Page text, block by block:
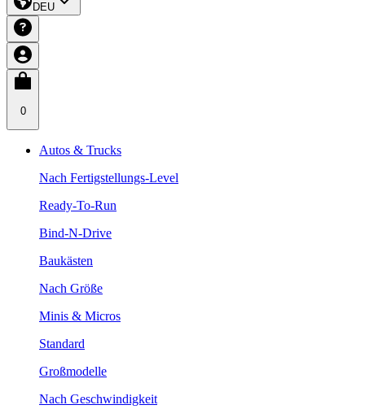
DEU
0
Autos & Trucks
Nach Fertigstellungs-Level
Ready-To-Run
Bind-N-Drive
Baukästen
Nach Größe
Minis & Micros
Standard
Großmodelle
Nach Geschwindigkeit